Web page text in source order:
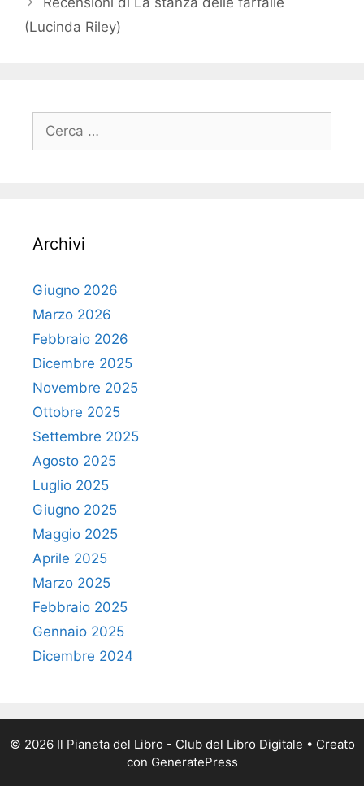
(Lucinda Riley)
per:
Archivi
Giugno 2026
Marzo 2026
Febbraio 2026
Dicembre 2025
Novembre 2025
Ottobre 2025
Settembre 2025
Agosto 2025
Luglio 2025
Giugno 2025
Maggio 2025
Aprile 2025
Marzo 2025
Febbraio 2025
Gennaio 2025
Dicembre 2024
© 2026 Il Pianeta del Libro - Club del Libro Digitale • Creato
con GeneratePress